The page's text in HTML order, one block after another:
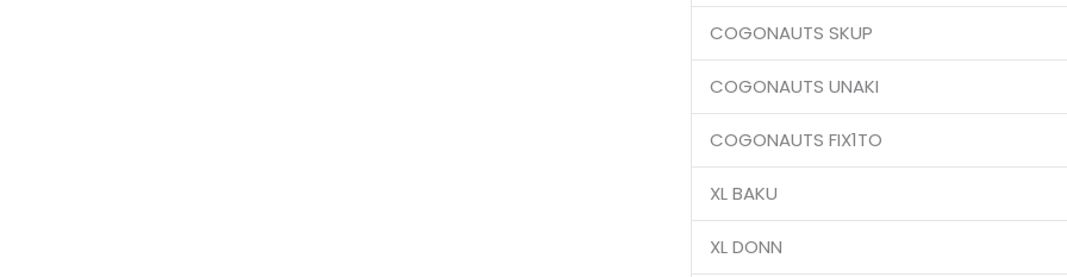
COGONAUTS SKUP
COGONAUTS UNAKI
COGONAUTS FIX1TO
XL BAKU
XL DONN